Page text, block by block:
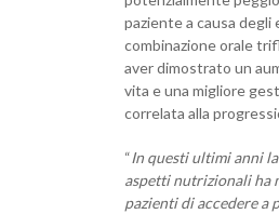
paziente a causa
combinazione orale
aver dimostrato un
vita e una migliore
correlata alla
“In questi ultimi anni
aspetti nutrizionali ha
pazienti di accedere a